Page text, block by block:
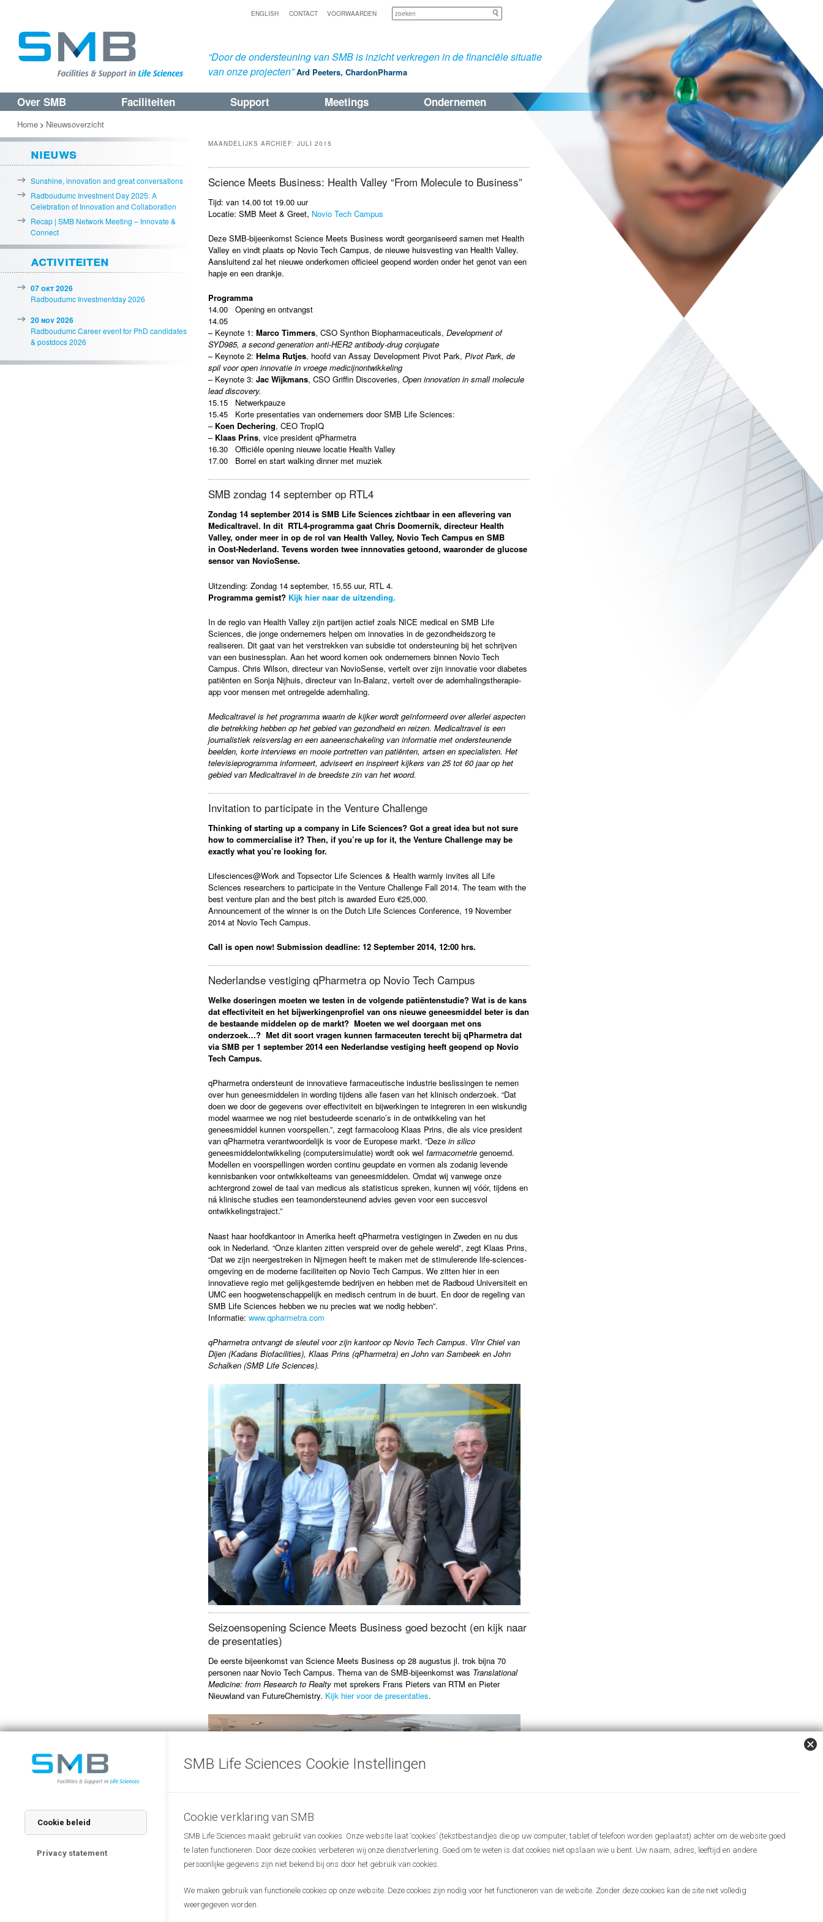
ENGLISH CONTACT VOORWAARDEN
“Door de ondersteuning van SMB is inzicht verkregen in de financiële situatie
van onze projecten” Ard Peeters, ChardonPharma
Spring
naar
de
primaire
inhoud
Spring
naar
de
secundaire
inhoud
Over SMB Faciliteiten Support Meetings Ondernemen
MAANDELIJKS ARCHIEF: JULI 2015
Science Meets Business: Health Valley “From Molecule to Business”
Tijd: van 14.00 tot 19.00 uur
Locatie: SMB Meet & Greet, Novio Tech Campus
Deze SMB-bijeenkomst Science Meets Business wordt georganiseerd samen met Health
Valley en vindt plaats op Novio Tech Campus, de nieuwe huisvesting van Health Valley.
Aansluitend zal het nieuwe onderkomen officieel geopend worden onder het genot van een
hapje en een drankje.
Programma
14.00 Opening en ontvangst
14.05
– Keynote 1: Marco Timmers, CSO Synthon Biopharmaceuticals, Development of
SYD985, a second generation anti-HER2 antibody-drug conjugate
– Keynote 2: Helma Rutjes, hoofd van Assay Development Pivot Park, Pivot Park, de
spil voor open innovatie in vroege medicijnontwikkeling
– Keynote 3: Jac Wijkmans, CSO Griffin Discoveries, Open innovation in small molecule
lead discovery.
15.15 Netwerkpauze
15.45 Korte presentaties van ondernemers door SMB Life Sciences:
– Koen Dechering, CEO TropIQ
– Klaas Prins, vice president qPharmetra
16.30 Officiële opening nieuwe locatie Health Valley
17.00 Borrel en start walking dinner met muziek
SMB zondag 14 september op RTL4
Zondag 14 september 2014 is SMB Life Sciences zichtbaar in een aflevering van
Medicaltravel. In dit RTL4-programma gaat Chris Doomernik, directeur Health
Valley, onder meer in op de rol van Health Valley, Novio Tech Campus en SMB
in Oost-Nederland. Tevens worden twee innnovaties getoond, waaronder de glucose
sensor van NovioSense.
Uitzending: Zondag 14 september, 15.55 uur, RTL 4.
Programma gemist? Kijk hier naar de uitzending.
In de regio van Health Valley zijn partijen actief zoals NICE medical en SMB Life
Sciences, die jonge ondernemers helpen om innovaties in de gezondheidszorg te
realiseren. Dit gaat van het verstrekken van subsidie tot ondersteuning bij het schrijven
van een businessplan. Aan het woord komen ook ondernemers binnen Novio Tech
Campus. Chris Wilson, directeur van NovioSense, vertelt over zijn innovatie voor diabetes
patiënten en Sonja Nijhuis, directeur van In-Balanz, vertelt over de ademhalingstherapie-
app voor mensen met ontregelde ademhaling.
Medicaltravel is het programma waarin de kijker wordt geïnformeerd over allerlei aspecten
die betrekking hebben op het gebied van gezondheid en reizen. Medicaltravel is een
journalistiek reisverslag en een aaneenschakeling van informatie met ondersteunende
beelden, korte interviews en mooie portretten van patiënten, artsen en specialisten. Het
televisieprogramma informeert, adviseert en inspireert kijkers van 25 tot 60 jaar op het
gebied van Medicaltravel in de breedste zin van het woord.
Invitation to participate in the Venture Challenge
Thinking of starting up a company in Life Sciences? Got a great idea but not sure
how to commercialise it? Then, if you’re up for it, the Venture Challenge may be
exactly what you’re looking for.
Lifesciences@Work and Topsector Life Sciences & Health warmly invites all Life
Sciences researchers to participate in the Venture Challenge Fall 2014. The team with the
best venture plan and the best pitch is awarded Euro €25,000.
Announcement of the winner is on the Dutch Life Sciences Conference, 19 November
2014 at Novio Tech Campus.
Call is open now! Submission deadline: 12 September 2014, 12:00 hrs.
Nederlandse vestiging qPharmetra op Novio Tech Campus
Welke doseringen moeten we testen in de volgende patiëntenstudie? Wat is de kans
dat effectiviteit en het bijwerkingenprofiel van ons nieuwe geneesmiddel beter is dan
de bestaande middelen op de markt? Moeten we wel doorgaan met ons
onderzoek…? Met dit soort vragen kunnen farmaceuten terecht bij qPharmetra dat
via SMB per 1 september 2014 een Nederlandse vestiging heeft geopend op Novio
Tech Campus.
qPharmetra ondersteunt de innovatieve farmaceutische industrie beslissingen te nemen
over hun geneesmiddelen in wording tijdens alle fasen van het klinisch onderzoek. “Dat
doen we door de gegevens over effectiviteit en bijwerkingen te integreren in een wiskundig
model waarmee we nog niet bestudeerde scenario’s in de ontwikkeling van het
geneesmiddel kunnen voorspellen.”, zegt farmacoloog Klaas Prins, die als vice president
van qPharmetra verantwoordelijk is voor de Europese markt. “Deze in silico
geneesmiddelontwikkeling (computersimulatie) wordt ook wel farmacometrie genoemd.
Modellen en voorspellingen worden continu geupdate en vormen als zodanig levende
kennisbanken voor ontwikkelteams van geneesmiddelen. Omdat wij vanwege onze
achtergrond zowel de taal van medicus als statisticus spreken, kunnen wij vóór, tijdens en
ná klinische studies een teamondersteunend advies geven voor een succesvol
ontwikkelingstraject.”
Naast haar hoofdkantoor in Amerika heeft qPharmetra vestigingen in Zweden en nu dus
ook in Nederland. “Onze klanten zitten verspreid over de gehele wereld”, zegt Klaas Prins,
“Dat we zijn neergestreken in Nijmegen heeft te maken met de stimulerende life-sciences-
omgeving en de moderne faciliteiten op Novio Tech Campus. We zitten hier in een
innovatieve regio met gelijkgestemde bedrijven en hebben met de Radboud Universiteit en
UMC een hoogwetenschappelijk en medisch centrum in de buurt. En door de regeling van
SMB Life Sciences hebben we nu precies wat we nodig hebben”.
Informatie: www.qpharmetra.com
qPharmetra ontvangt de sleutel voor zijn kantoor op Novio Tech Campus. Vlnr Chiel van
Dijen (Kadans Biofacilities), Klaas Prins (qPharmetra) en John van Sambeek en John
Schalken (SMB Life Sciences).
Seizoensopening Science Meets Business goed bezocht (en kijk naar
de presentaties)
De eerste bijeenkomst van Science Meets Business op 28 augustus jl. trok bijna 70
personen naar Novio Tech Campus. Thema van de SMB-bijeenkomst was Translational
Medicine: from Research to Realty met sprekers Frans Pieters van RTM en Pieter
Nieuwland van FutureChemistry. Kijk hier voor de presentaties.
Home > Nieuwsoverzicht
nieuws
Sunshine, innovation and great conversations
Radboudumc Investment Day 2025: A
Celebration of Innovation and Collaboration
Recap | SMB Network Meeting – Innovate &
Connect
activiteiten
07 okt 2026
Radboudumc Investmentday 2026
20 nov 2026
Radboudumc Career event for PhD candidates
& postdocs 2026
SMB Life Sciences Cookie Instellingen
Cookie beleid
Privacy statement
Cookie verklaring van SMB
SMB Life Sciences maakt gebruikt van cookies. Onze website laat ‘cookies’ (tekstbestandjes die op uw computer, tablet of telefoon worden geplaatst) achter om de website goed
te laten functioneren. Door deze cookies verbeteren wij onze dienstverlening. Goed om te weten is dat cookies niet opslaan wie u bent. Uw naam, adres, leeftijd en andere
persoonlijke gegevens zijn niet bekend bij ons door het gebruik van cookies.
We maken gebruik van functionele cookies op onze website. Deze cookies zijn nodig voor het functioneren van de website. Zonder deze cookies kan de site niet volledig
weergegeven worden.